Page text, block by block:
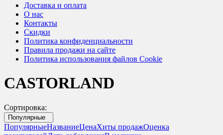
Доставка и оплата
О нас
Контакты
Скидки
Политика конфиденциальности
Правила продажи на сайте
Политика использования файлов Cookie
CASTORLAND
Сортировка:
Популярные
ПопулярныеНазваниеЦенаХиты продажОценка